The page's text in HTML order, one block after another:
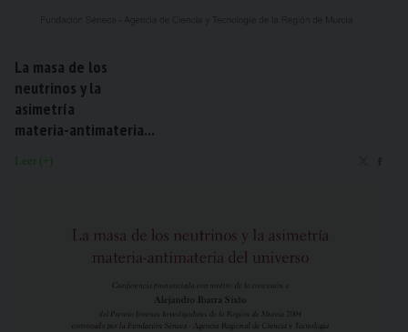
La masa de los
neutrinos y la
asimetría
materia-antimateria...
Leer (+)